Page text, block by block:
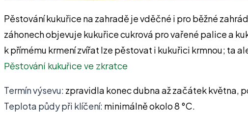
Pěstování kukuřice na zahradě je vděčné i pro běžné
záhonech objevuje kukuřice cukrová pro vařené palice a
k přímému krmení zvířat lze pěstovat i kukuřici krmnou; ta
Pěstování kukuřice ve zkratce
Termín výsevu: zpravidla konec dubna až začátek května,
Teplota půdy při klíčení: minimálně okolo 8 °C.